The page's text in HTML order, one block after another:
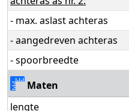
- max. aslast achteras
- aangedreven achteras
- spoorbreedte
Maten
lengte